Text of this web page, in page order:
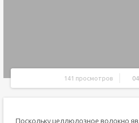
141 просмотров
Поскольку целлюлозное волокно